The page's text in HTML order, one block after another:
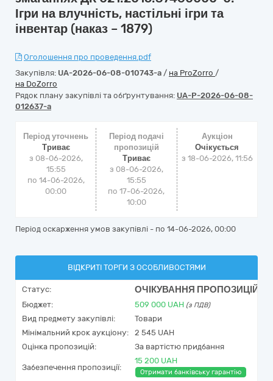
Ігри на влучність, настільні ігри та
інвентар (наказ – 1879)
Оголошення про проведення.pdf
Закупівля: UA-2026-06-08-010743-a / на ProZorro /
на DoZorro
Рядок плану закупівлі та обґрунтування: UA-P-2026-06-08-
012637-a
Період уточнень
Триває
з 08-06-2026,
15:55
по 14-06-2026,
00:00
Період подачі
пропозицій
Триває
з 08-06-2026,
15:55
по 17-06-2026,
10:00
Аукціон
Очікується
з 18-06-2026, 11:56
Період оскарження умов закупівлі - по 14-06-2026, 00:00
ВІДКРИТІ ТОРГИ З ОСОБЛИВОСТЯМИ
Статус: ОЧІКУВАННЯ ПРОПОЗИЦІЙ
Бюджет: 509 000 UAH (з ПДВ)
Вид предмету закупівлі:
Товари
Мінімальний крок аукціону:
2 545 UAH
Оцінка пропозицій:
За вартістю придбання
Забезпечення пропозиції:
15 200 UAH
Отримати банківську гарантію